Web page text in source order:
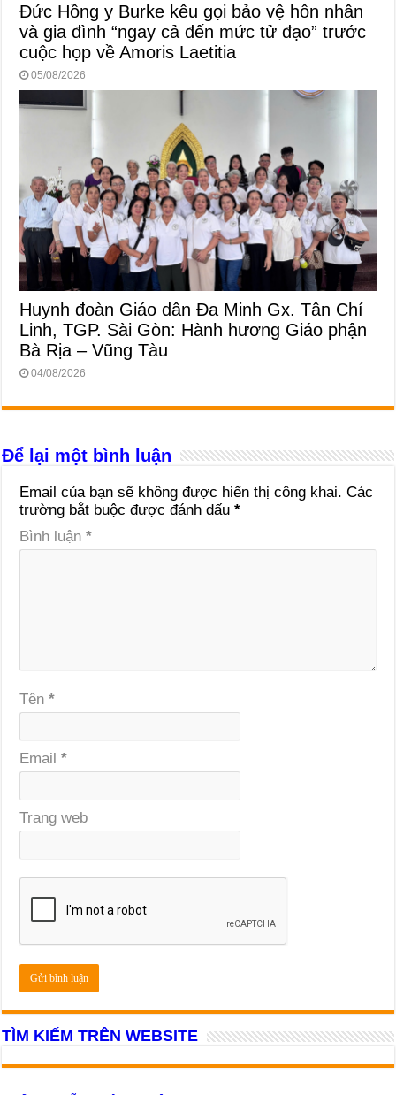
Đức Hồng y Burke kêu gọi bảo vệ hôn nhân
và gia đình “ngay cả đến mức tử đạo” trước
cuộc họp về Amoris Laetitia
05/08/2026
Huynh đoàn Giáo dân Đa Minh Gx. Tân Chí
Linh, TGP. Sài Gòn: Hành hương Giáo phận
Bà Rịa – Vũng Tàu
04/08/2026
Để lại một bình luận
Email của bạn sẽ không được hiển thị công khai. Các
trường bắt buộc được đánh dấu*
Bình luận*
Tên*
Email*
Trang web
TÌM KIẾM TRÊN WEBSITE